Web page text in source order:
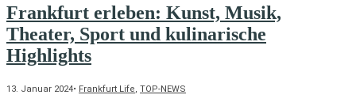
Frankfurt erleben: Kunst, Musik,
Theater, Sport und kulinarische
Highlights
13. Januar 2024• Frankfurt Life, TOP-NEWS